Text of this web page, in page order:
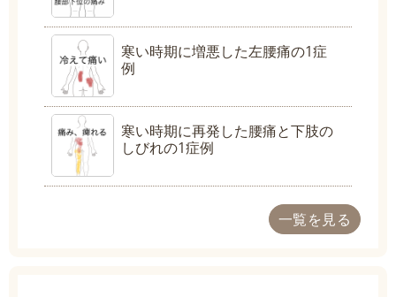
寒い時期に増悪した左腰痛の1症
例
寒い時期に再発した腰痛と下肢の
しびれの1症例
一覧を見る